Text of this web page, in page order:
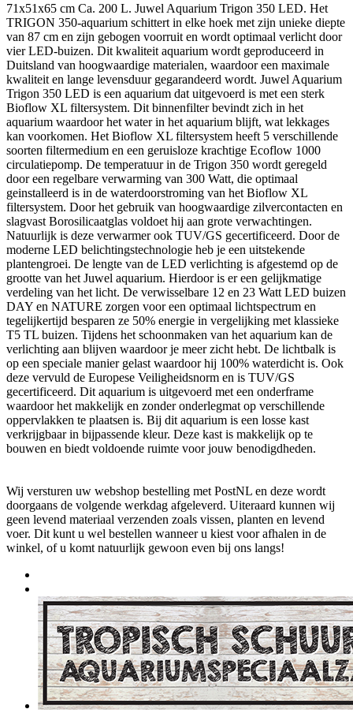
71x51x65 cm Ca. 200 L. Juwel Aquarium Trigon 350 LED. Het
TRIGON 350-aquarium schittert in elke hoek met zijn unieke diepte
van 87 cm en zijn gebogen voorruit en wordt optimaal verlicht door
vier LED-buizen. Dit kwaliteit aquarium wordt geproduceerd in
Duitsland van hoogwaardige materialen, waardoor een maximale
kwaliteit en lange levensduur gegarandeerd wordt. Juwel Aquarium
Trigon 350 LED is een aquarium dat uitgevoerd is met een sterk
Bioflow XL filtersystem. Dit binnenfilter bevindt zich in het
aquarium waardoor het water in het aquarium blijft, wat lekkages
kan voorkomen. Het Bioflow XL filtersystem heeft 5 verschillende
soorten filtermedium en een geruisloze krachtige Ecoflow 1000
circulatiepomp. De temperatuur in de Trigon 350 wordt geregeld
door een regelbare verwarming van 300 Watt, die optimaal
geinstalleerd is in de waterdoorstroming van het Bioflow XL
filtersystem. Door het gebruik van hoogwaardige zilvercontacten en
slagvast Borosilicaatglas voldoet hij aan grote verwachtingen.
Natuurlijk is deze verwarmer ook TUV/GS gecertificeerd. Door de
moderne LED belichtingstechnologie heb je een uitstekende
plantengroei. De lengte van de LED verlichting is afgestemd op de
grootte van het Juwel aquarium. Hierdoor is er een gelijkmatige
verdeling van het licht. De verwisselbare 12 en 23 Watt LED buizen
DAY en NATURE zorgen voor een optimaal lichtspectrum en
tegelijkertijd besparen ze 50% energie in vergelijking met klassieke
T5 TL buizen. Tijdens het schoonmaken van het aquarium kan de
verlichting aan blijven waardoor je meer zicht hebt. De lichtbalk is
op een speciale manier gelast waardoor hij 100% waterdicht is. Ook
deze vervuld de Europese Veiligheidsnorm en is TUV/GS
gecertificeerd. Dit aquarium is uitgevoerd met een onderframe
waardoor het makkelijk en zonder onderlegmat op verschillende
oppervlakken te plaatsen is. Bij dit aquarium is een losse kast
verkrijgbaar in bijpassende kleur. Deze kast is makkelijk op te
bouwen en biedt voldoende ruimte voor jouw benodigdheden.
Wij versturen uw webshop bestelling met PostNL en deze wordt
doorgaans de volgende werkdag afgeleverd. Uiteraard kunnen wij
geen levend materiaal verzenden zoals vissen, planten en levend
voer. Dit kunt u wel bestellen wanneer u kiest voor afhalen in de
winkel, of u komt natuurlijk gewoon even bij ons langs!